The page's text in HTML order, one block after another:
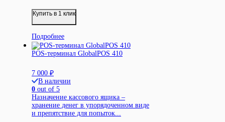
Купить в 1 клик
Подробнее
POS-терминал GlobalPOS 410
7 000 ₽
В наличии
0 out of 5
Назначение кассового ящика –
хранение денег в упорядоченном виде
и препятствие для попыток...